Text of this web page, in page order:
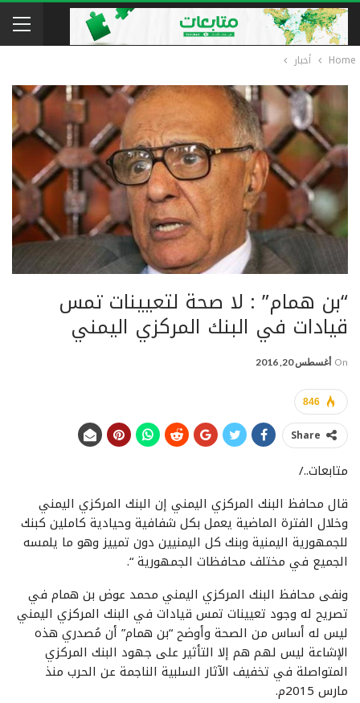
Home أخبار
“بن همام” : لا صحة لتعيينات تمس
قيادات في البنك المركزي اليمني
On أغسطس 20, 2016
846
Share
متابعات../
قال محافظ البنك المركزي اليمني إن البنك المركزي اليمني
وخلال الفترة الماضية يعمل بكل شفافية وحيادية كاملين كبنك
للجمهورية اليمنية وبنك كل اليمنيين دون تمييز وهو ما يلمسه
الجميع في مختلف محافظات الجمهورية “.
ونفى محافظ البنك المركزي اليمني محمد عوض بن همام في
تصريح له وجود تعيينات تمس قيادات في البنك المركزي اليمني
ليس له أساس من الصحة وأوضح “بن همام” أن مُصدري هذه
الإشاعة ليس لهم هم إلا التأثير على جهود البنك المركزي
المتواصلة في تخفيف الآثار السلبية الناجمة عن الحرب منذ
مارس 2015م.